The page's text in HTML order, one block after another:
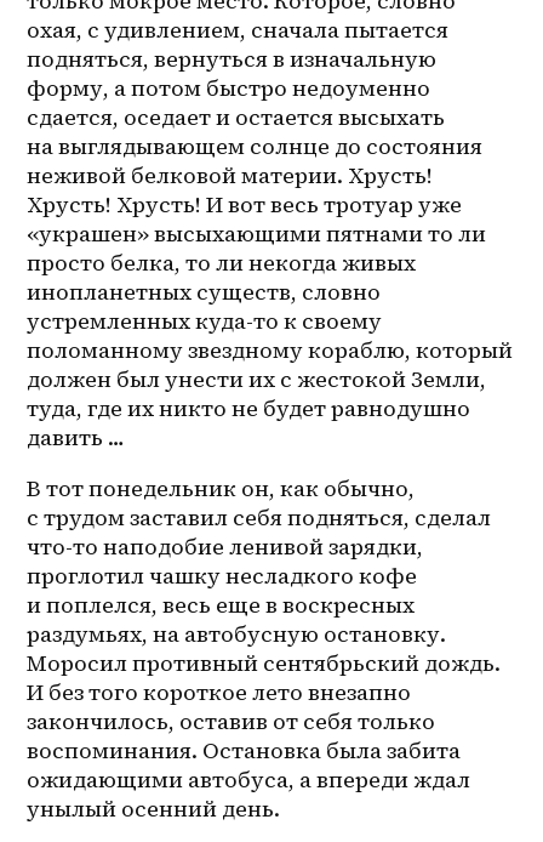
охая, с удивлением, сначала пытается
подняться, вернуться в изначальную
форму, а потом быстро недоуменно
сдается, оседает и остается высыхать
на выглядывающем солнце до состояния
неживой белковой материи. Хрусть!
Хрусть! Хрусть! И вот весь тротуар уже
«украшен» высыхающими пятнами то ли
просто белка, то ли некогда живых
инопланетных существ, словно
устремленных куда-то к своему
поломанному звездному кораблю, который
должен был унести их с жестокой Земли,
туда, где их никто не будет равнодушно
давить …
В тот понедельник он, как обычно,
с трудом заставил себя подняться, сделал
что-то наподобие ленивой зарядки,
проглотил чашку несладкого кофе
и поплелся, весь еще в воскресных
раздумьях, на автобусную остановку.
Моросил противный сентябрьский дождь.
И без того короткое лето внезапно
закончилось, оставив от себя только
воспоминания. Остановка была забита
ожидающими автобуса, а впереди ждал
унылый осенний день.